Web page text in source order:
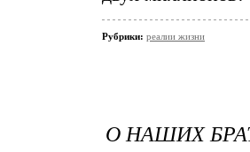
Рубрики: реалии жизни
О НАШИХ